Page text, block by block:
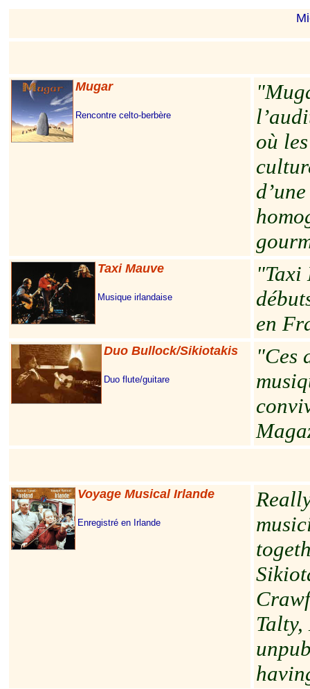
Mugar
Rencontre celto-berbère
où
Taxi Mauve
Musique irlandaise
"Taxi
en
Duo Bullock/Sikiotakis
Duo flute/guitare
"Ces
Voyage Musical Irlande
Enregistré en Irlande